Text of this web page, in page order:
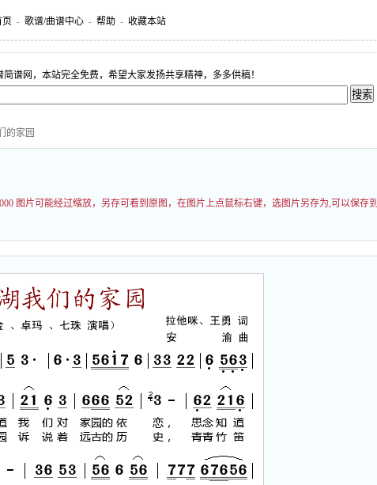
页 - 歌谱/曲谱中心 - 帮助 - 收藏本站
简谱网，本站完全免费，希望大家发扬共享精神，多多供稿！
的家园
图片可能经过缩放，另存可看到原图，在图片上点鼠标右键，选图片另存为,可以保存到